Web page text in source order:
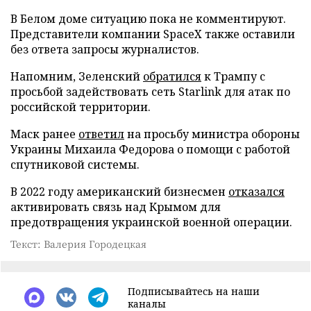
В Белом доме ситуацию пока не комментируют.
Представители компании SpaceX также оставили
без ответа запросы журналистов.
Напомним, Зеленский обратилсяк Трампу с
просьбой задействовать сеть Starlink для атак по
российской территории.
Маск ранее ответилна просьбу министра обороны
Украины Михаила Федорова о помощи с работой
спутниковой системы.
В 2022 году американский бизнесмен отказался
активировать связь над Крымом для
предотвращения украинской военной операции.
Текст: Валерия Городецкая
Подписывайтесь на наши
каналы